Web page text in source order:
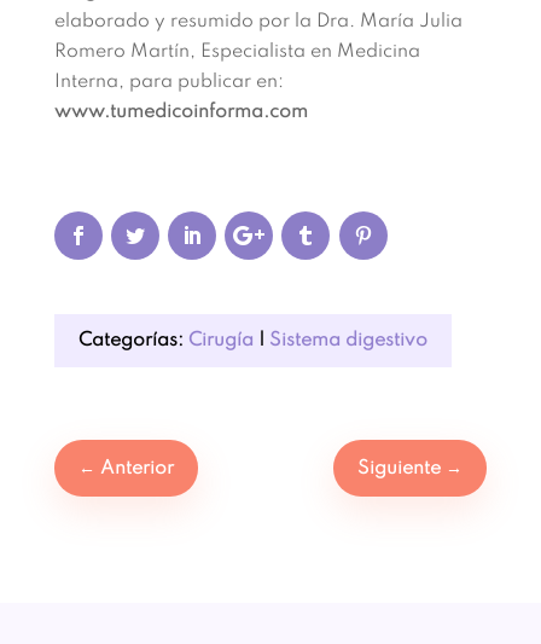
elaborado y resumido por la Dra. María Julia
Romero Martín, Especialista en Medicina
Interna, para publicar en:
www.tumedicoinforma.com
Categorías: Cirugía Sistema digestivo
← Anterior Siguiente →